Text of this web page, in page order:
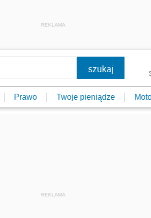
REKLAMA
Prawo Twoje pieniądze